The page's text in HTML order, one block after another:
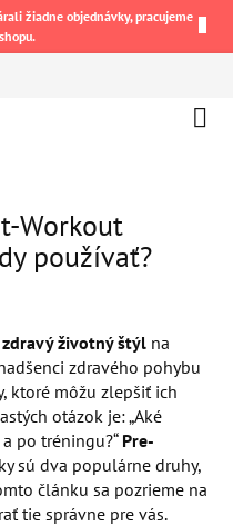
žiadne objednávky, pracujeme
Workout
používať?
zdravý životný štýl na
zdravého pohybu
ktoré môžu zlepšiť ich
otázok je: „Aké
po tréningu?“ Pre-
sú dva populárne druhy,
článku sa pozrieme na
tie správne pre vás.